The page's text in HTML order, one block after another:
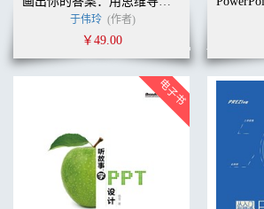
于伟玲 (作者)
￥49.00